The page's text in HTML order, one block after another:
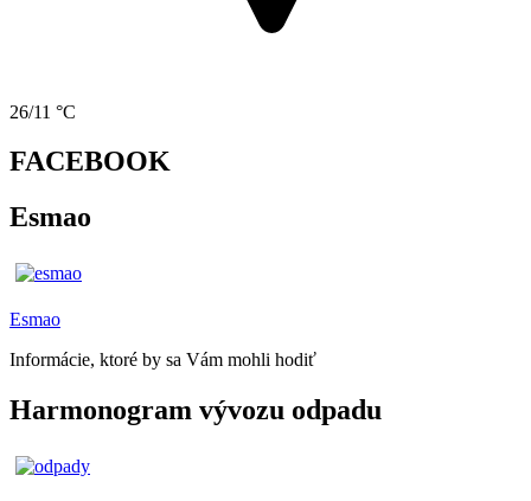
26/11 °C
FACEBOOK
Esmao
Esmao
Informácie, ktoré by sa Vám mohli hodiť
Harmonogram vývozu odpadu